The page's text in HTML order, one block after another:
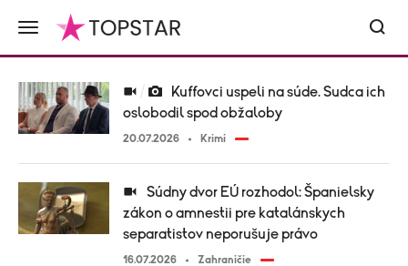
oslobodil spod obžaloby
20.07.2026 Krimi
zákon o amnestii pre katalánskych
separatistov neporušuje právo
16.07.2026 Zahraničie